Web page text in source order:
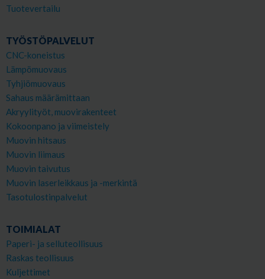
Tuotevertailu
TYÖSTÖPALVELUT
CNC-koneistus
Lämpömuovaus
Tyhjiömuovaus
Sahaus määrämittaan
Akryylityöt, muovirakenteet
Kokoonpano ja viimeistely
Muovin hitsaus
Muovin liimaus
Muovin taivutus
Muovin laserleikkaus ja -merkintä
Tasotulostinpalvelut
TOIMIALAT
Paperi- ja selluteollisuus
Raskas teollisuus
Kuljettimet